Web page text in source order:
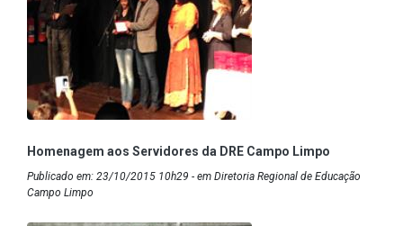
Homenagem aos Servidores da DRE Campo Limpo
Publicado em: 23/10/2015 10h29 - em Diretoria Regional de Educação
Campo Limpo